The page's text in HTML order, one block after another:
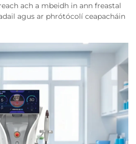
ach a mbeidh in ann freastal
agus ar phrótócolí ceapacháin